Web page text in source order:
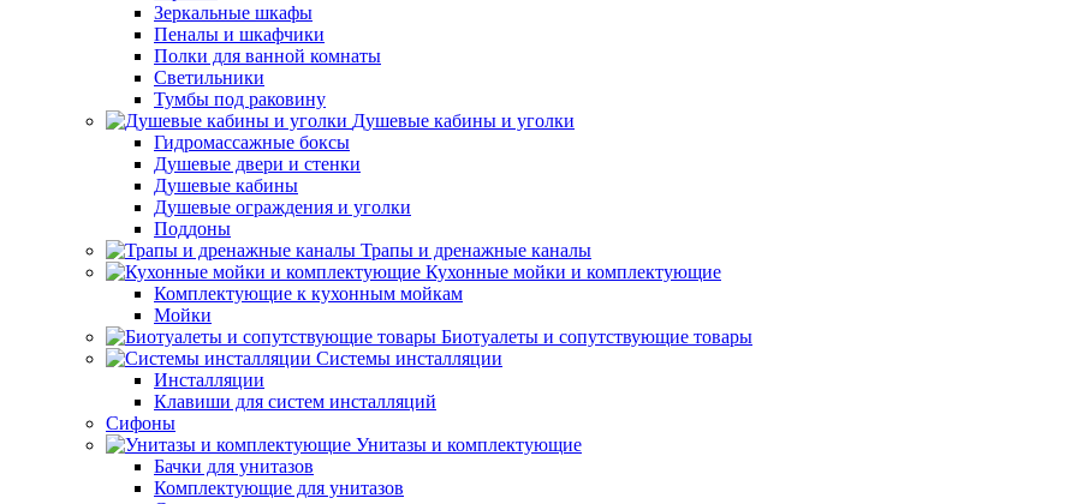
Зеркальные шкафы
Пеналы и шкафчики
Полки для ванной комнаты
Светильники
Тумбы под раковину
Душевые кабины и уголки
Гидромассажные боксы
Душевые двери и стенки
Душевые кабины
Душевые ограждения и уголки
Поддоны
Трапы и дренажные каналы
Кухонные мойки и комплектующие
Комплектующие к кухонным мойкам
Мойки
Биотуалеты и сопутствующие товары
Системы инсталляции
Инсталляции
Клавиши для систем инсталляций
Сифоны
Унитазы и комплектующие
Бачки для унитазов
Комплектующие для унитазов